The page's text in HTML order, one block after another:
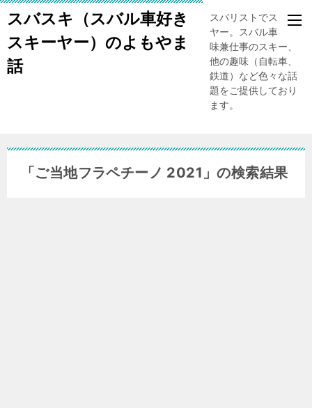
スバスキ（スバル車好き
スキーヤー）のよもやま
話
スバリストでスキー
ヤー。スバル車、趣
味兼仕事のスキー、
他の趣味（自転車、
鉄道）など色々な話
題をご提供しており
ます。
「ご当地フラペチーノ 2021 」の検索結果